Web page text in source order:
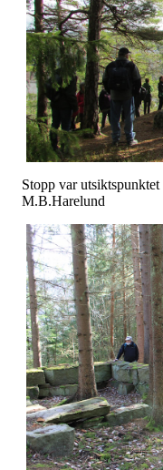
Stopp var
M.B.Harelund